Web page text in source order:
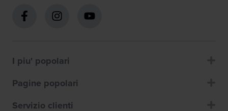
I piu' popolari
Pagine popolari
Servizio clienti